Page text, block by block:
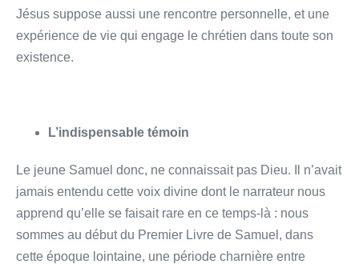
Jésus suppose aussi une rencontre personnelle, et une
expérience de vie qui engage le chrétien dans toute son
existence.
L’indispensable témoin
Le jeune Samuel donc, ne connaissait pas Dieu. Il n’avait
jamais entendu cette voix divine dont le narrateur nous
apprend qu’elle se faisait rare en ce temps-là : nous
sommes au début du Premier Livre de Samuel, dans
cette époque lointaine, une période charnière entre